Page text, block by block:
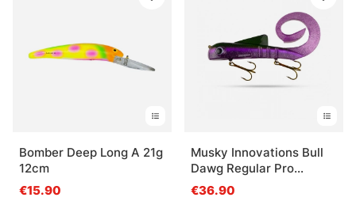
Bomber Deep Long A 21g
12cm
€15.90
Musky Innovations Bull
Dawg Regular Pro
9''/23cm, 127g
€36.90